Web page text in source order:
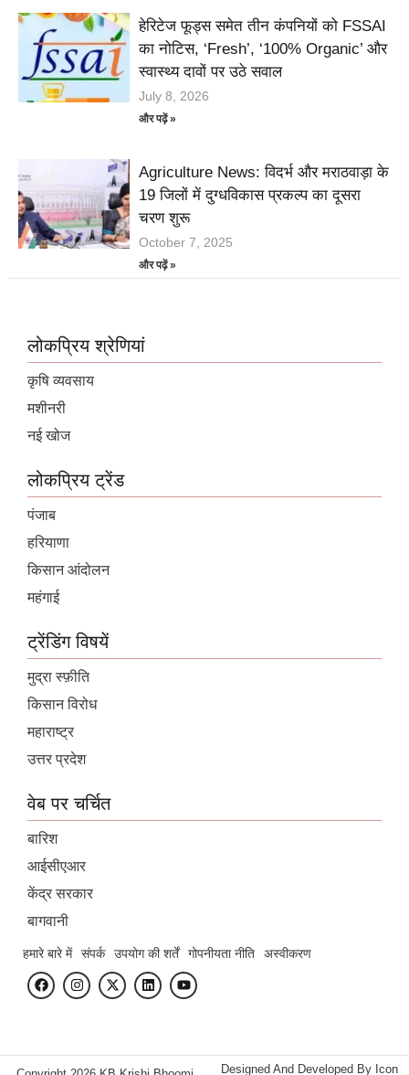
हेरिटेज फूड्स समेत तीन कंपनियों को FSSAI
का नोटिस, ‘Fresh’, ‘100% Organic’ और
स्वास्थ्य दावों पर उठे सवाल
July 8, 2026
और पढ़ें »
Agriculture News: विदर्भ और मराठवाड़ा के
19 जिलों में दुग्धविकास प्रकल्प का दूसरा
चरण शुरू
October 7, 2025
और पढ़ें »
लोकप्रिय श्रेणियां
कृषि व्यवसाय
मशीनरी
नई खोज
लोकप्रिय ट्रेंड
पंजाब
हरियाणा
किसान आंदोलन
महंगाई
ट्रेंडिंग विषयें
मुद्रा स्फ़ीति
किसान विरोध
महाराष्ट्र
उत्तर प्रदेश
वेब पर चर्चित
बारिश
आईसीएआर
केंद्र सरकार
बागवानी
हमारे बारे में संपर्क उपयोग की शर्तें गोपनीयता नीति अस्वीकरण
Designed And Developed By Icon